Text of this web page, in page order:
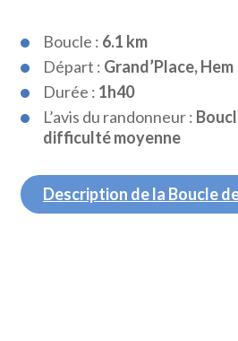
Boucle : 6.1 km
Départ : Grand’Place, Hem
Durée : 1h40
L’avis du randonneur :
difficulté moyenne
Description de la Boucle